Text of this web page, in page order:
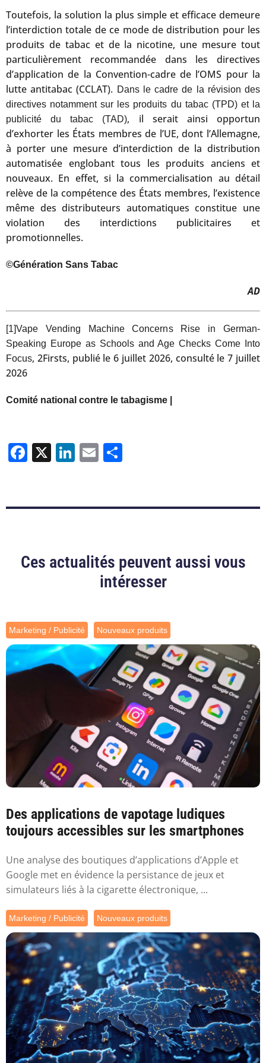
Toutefois, la solution la plus simple et efficace demeure
l’interdiction totale de ce mode de distribution pour les
produits de tabac et de la nicotine, une mesure tout
particulièrement recommandée dans les directives
d’application de la Convention-cadre de l’OMS pour la
lutte antitabac (CCLAT). Dans le cadre de la révision des
directives notamment sur les produits du tabac (TPD) et la
publicité du tabac (TAD), il serait ainsi opportun
d’exhorter les États membres de l’UE, dont l’Allemagne,
à porter une mesure d’interdiction de la distribution
automatisée englobant tous les produits anciens et
nouveaux. En effet, si la commercialisation au détail
relève de la compétence des États membres, l’existence
même des distributeurs automatiques constitue une
violation des interdictions publicitaires et
promotionnelles.
©Génération Sans Tabac
AD
[1]Vape Vending Machine Concerns Rise in German-
Speaking Europe as Schools and Age Checks Come Into
Focus, 2Firsts, publié le 6 juillet 2026, consulté le 7 juillet
2026
Comité national contre le tabagisme |
Facebook
X LinkedIn
Email
Ces actualités peuvent aussi vous
intéresser
Marketing / Publicité Nouveaux produits
Des applications de vapotage ludiques
toujours accessibles sur les smartphones
Une analyse des boutiques d’applications d’Apple et
Google met en évidence la persistance de jeux et
simulateurs liés à la cigarette électronique, ...
Marketing / Publicité Nouveaux produits